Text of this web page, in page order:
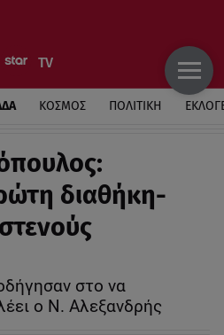
ΚΟΣΜΟΣ ΠΟΛΙΤΙΚΗ
διαθήκη-
στο να
ο Ν. Αλεξανδρής